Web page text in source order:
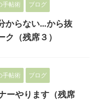
手帖術 ブログ
からない…から抜
ク（残席３）
手帖術 ブログ
ーやります（残席